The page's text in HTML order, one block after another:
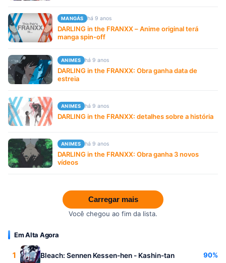
MANGÁS há 9 anos
DARLING in the FRANXX – Anime original terá
manga spin-off
ANIMES há 9 anos
DARLING in the FRANXX: Obra ganha data de
estreia
ANIMES há 9 anos
DARLING in the FRANXX: detalhes sobre a história
ANIMES há 9 anos
DARLING in the FRANXX: Obra ganha 3 novos
vídeos
Carregar mais
Você chegou ao fim da lista.
Em Alta Agora
1 Bleach: Sennen Kessen-hen - Kashin-tan 90%